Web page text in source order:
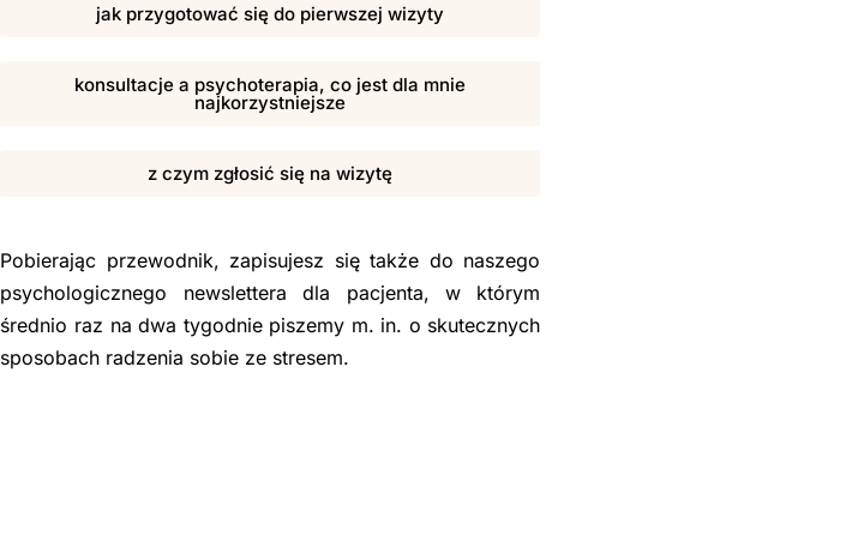
jak przygotować się do pierwszej wizyty
konsultacje a psychoterapia, co jest dla mnie
najkorzystniejsze
z czym zgłosić się na wizytę
Pobierając przewodnik, zapisujesz się także do naszego
psychologicznego newslettera dla pacjenta, w którym
średnio raz na dwa tygodnie piszemy m. in. o skutecznych
sposobach radzenia sobie ze stresem.